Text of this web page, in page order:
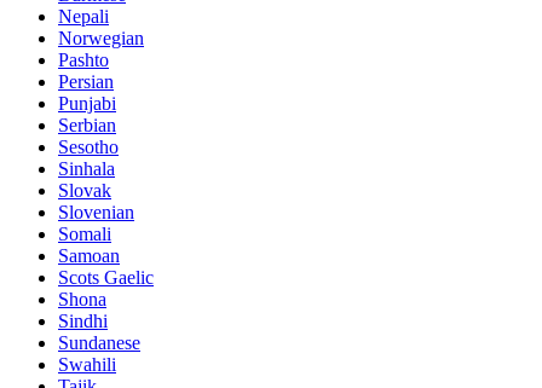
Nepali
Norwegian
Pashto
Persian
Punjabi
Serbian
Sesotho
Sinhala
Slovak
Slovenian
Somali
Samoan
Scots Gaelic
Shona
Sindhi
Sundanese
Swahili